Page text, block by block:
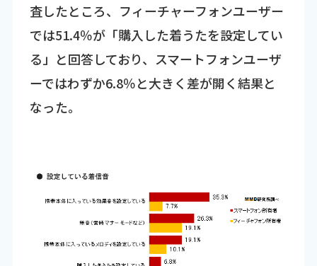
査したところ、フィーチャーフォンユーザー
では51.4％が「購入した着うたを設定してい
る」と回答しており、スマートフォンユーザ
ーではわずか6.8％と大きく差が開く結果と
なった。